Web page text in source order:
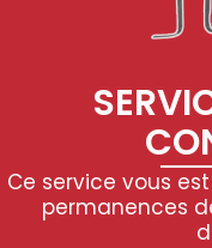
Ce service vous
permanences